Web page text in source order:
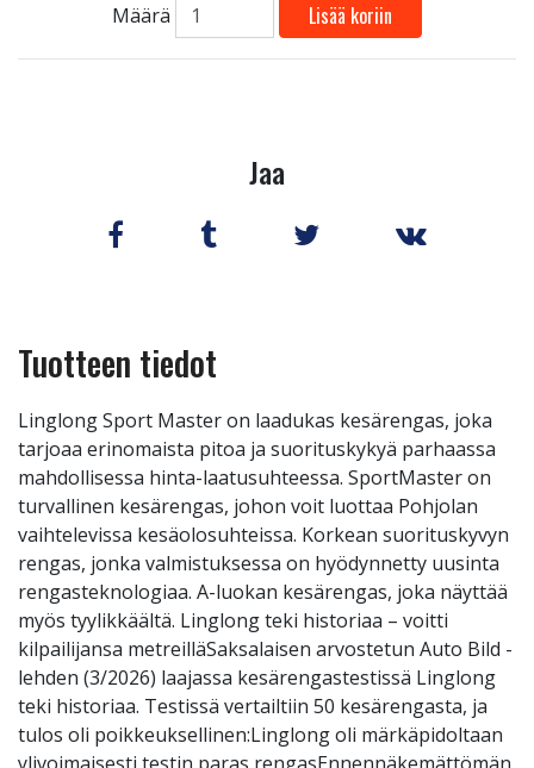
Määrä Lisää koriin
Jaa
Tuotteen tiedot
Linglong Sport Master on laadukas kesärengas, joka
tarjoaa erinomaista pitoa ja suorituskykyä parhaassa
mahdollisessa hinta-laatusuhteessa. SportMaster on
turvallinen kesärengas, johon voit luottaa Pohjolan
vaihtelevissa kesäolosuhteissa. Korkean suorituskyvyn
rengas, jonka valmistuksessa on hyödynnetty uusinta
rengasteknologiaa. A-luokan kesärengas, joka näyttää
myös tyylikkäältä. Linglong teki historiaa – voitti
kilpailijansa metreilläSaksalaisen arvostetun Auto Bild -
lehden (3/2026) laajassa kesärengastestissä Linglong
teki historiaa. Testissä vertailtiin 50 kesärengasta, ja
tulos oli poikkeuksellinen:Linglong oli märkäpidoltaan